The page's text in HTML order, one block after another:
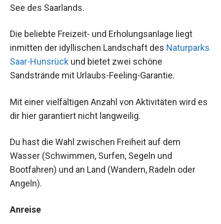
See des Saarlands.
Die beliebte Freizeit- und Erholungsanlage liegt
inmitten der idyllischen Landschaft des Naturparks
Saar-Hunsrück und bietet zwei schöne
Sandstrände mit Urlaubs-Feeling-Garantie.
Mit einer vielfältigen Anzahl von Aktivitäten wird es
dir hier garantiert nicht langweilig.
Du hast die Wahl zwischen Freiheit auf dem
Wasser (Schwimmen, Surfen, Segeln und
Bootfahren) und an Land (Wandern, Radeln oder
Angeln).
Anreise